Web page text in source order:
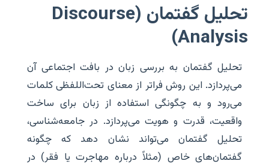
تحلیل گفتمان (Discourse
Analysis)
تحلیل گفتمان به بررسی زبان در بافت اجتماعی آن
می‌پردازد. این روش فراتر از معنای تحت‌اللفظی کلمات
می‌رود و به چگونگی استفاده از زبان برای ساخت
واقعیت، قدرت و هویت می‌پردازد. در جامعه‌شناسی،
تحلیل گفتمان می‌تواند نشان دهد که چگونه
گفتمان‌های خاص (مثلاً درباره مهاجرت یا فقر) در